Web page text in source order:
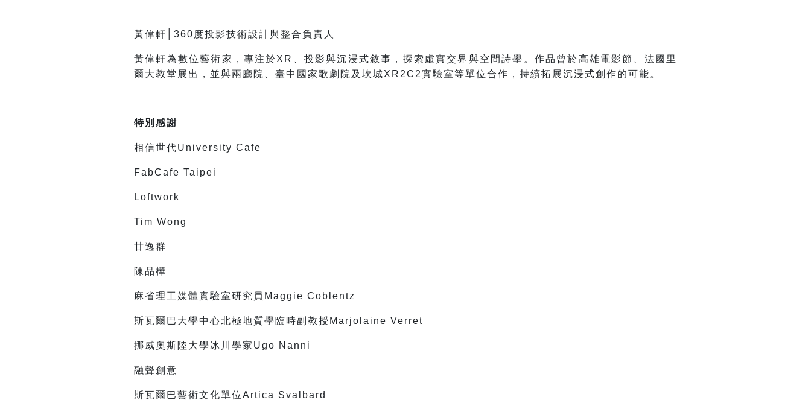
黃偉軒│360度投影技術設計與整合負責人
黃偉軒為數位藝術家，專注於XR、投影與沉浸式敘事，探索虛實交界與空間詩學。作品曾於高雄電影節、法國里
爾大教堂展出，並與兩廳院、臺中國家歌劇院及坎城XR2C2實驗室等單位合作，持續拓展沉浸式創作的可能。
特別感謝
相信世代University Cafe
FabCafe Taipei
Loftwork
Tim Wong
甘逸群
陳品樺
麻省理工媒體實驗室研究員Maggie Coblentz
斯瓦爾巴大學中心北極地質學臨時副教授Marjolaine Verret
挪威奧斯陸大學冰川學家Ugo Nanni
融聲創意
斯瓦爾巴藝術文化單位Artica Svalbard